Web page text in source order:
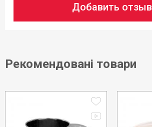
Добавить отзыв
Рекомендовані товари